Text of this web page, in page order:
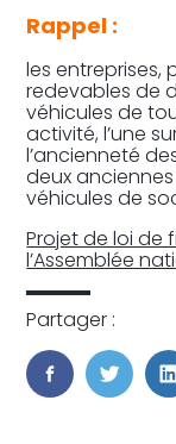
Rappel :
les entreprises,
redevables de
véhicules de
activité, l’une
l’ancienneté
deux
véhicules de
Projet de loi de
l’Assemblée
Partager :
FaceBook